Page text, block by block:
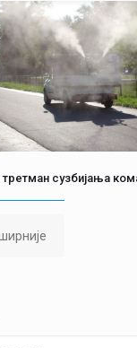
сузбијања